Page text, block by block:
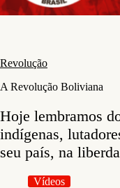
Revolução
A Revolução Boliviana
Hoje lembramos
indígenas,
seu país, na
Vídeos